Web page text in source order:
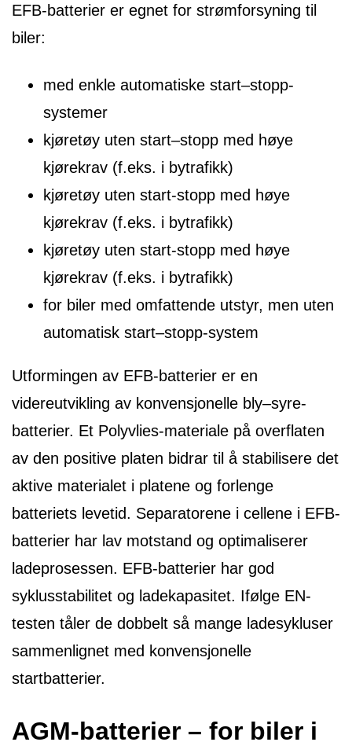
EFB-batterier er egnet for strømforsyning til
biler:
med enkle automatiske start–stopp-
systemer
kjøretøy uten start–stopp med høye
kjørekrav (f.eks. i bytrafikk)
kjøretøy uten start-stopp med høye
kjørekrav (f.eks. i bytrafikk)
kjøretøy uten start-stopp med høye
kjørekrav (f.eks. i bytrafikk)
for biler med omfattende utstyr, men uten
automatisk start–stopp-system
Utformingen av EFB-batterier er en
videreutvikling av konvensjonelle bly–syre-
batterier. Et Polyvlies-materiale på overflaten
av den positive platen bidrar til å stabilisere det
aktive materialet i platene og forlenge
batteriets levetid. Separatorene i cellene i EFB-
batterier har lav motstand og optimaliserer
ladeprosessen. EFB-batterier har god
syklusstabilitet og ladekapasitet. Ifølge EN-
testen tåler de dobbelt så mange ladesykluser
sammenlignet med konvensjonelle
startbatterier.
AGM-batterier – for biler i